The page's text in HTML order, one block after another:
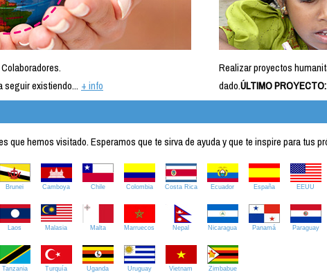
seguir existiendo... + info
Realizar proyectos
dado.ÚLTIMO PROYECTO:
que hemos visitado. Esperamos que te sirva de ayuda y que te inspire para tus
Brunei Camboya Chile Colombia Costa Rica Ecuador España EEUU
Laos Malasia Malta Marruecos Nepal Nicaragua Panamá Paraguay
Tanzania Turquía Uganda Uruguay Vietnam Zimbabue